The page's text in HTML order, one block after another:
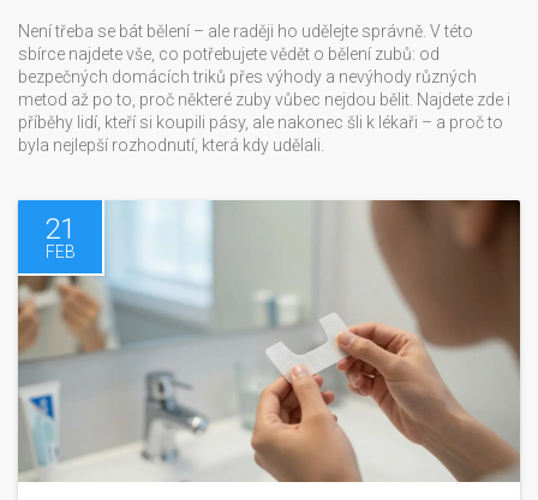
Není třeba se bát bělení – ale raději ho udělejte správně. V této
sbírce najdete vše, co potřebujete vědět o bělení zubů: od
bezpečných domácích triků přes výhody a nevýhody různých
metod až po to, proč některé zuby vůbec nejdou bělit. Najdete zde i
příběhy lidí, kteří si koupili pásy, ale nakonec šli k lékaři – a proč to
byla nejlepší rozhodnutí, která kdy udělali.
21
FEB